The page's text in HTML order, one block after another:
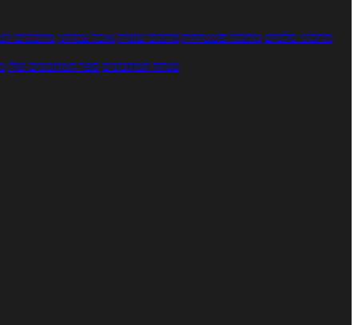
מתכוני סלטים מתכוני פשטידות מתכוני עוגות אוכל צמחוני מתכונים
מנתח המתכונים ספר המתכונים שלי